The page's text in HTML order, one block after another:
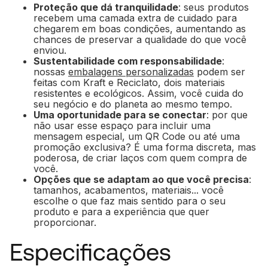
Proteção que dá tranquilidade: seus produtos
recebem uma camada extra de cuidado para
chegarem em boas condições, aumentando as
chances de preservar a qualidade do que você
enviou.
Sustentabilidade com responsabilidade:
nossas embalagens personalizadas podem ser
feitas com Kraft e Reciclato, dois materiais
resistentes e ecológicos. Assim, você cuida do
seu negócio e do planeta ao mesmo tempo.
Uma oportunidade para se conectar: por que
não usar esse espaço para incluir uma
mensagem especial, um QR Code ou até uma
promoção exclusiva? É uma forma discreta, mas
poderosa, de criar laços com quem compra de
você.
Opções que se adaptam ao que você precisa:
tamanhos, acabamentos, materiais... você
escolhe o que faz mais sentido para o seu
produto e para a experiência que quer
proporcionar.
Especificações